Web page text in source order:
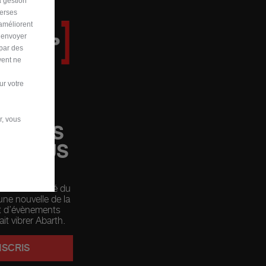
VOUS
VOUS
communauté du
nouvelle de la
vibrer Abarth.
des
ne
votre
vous